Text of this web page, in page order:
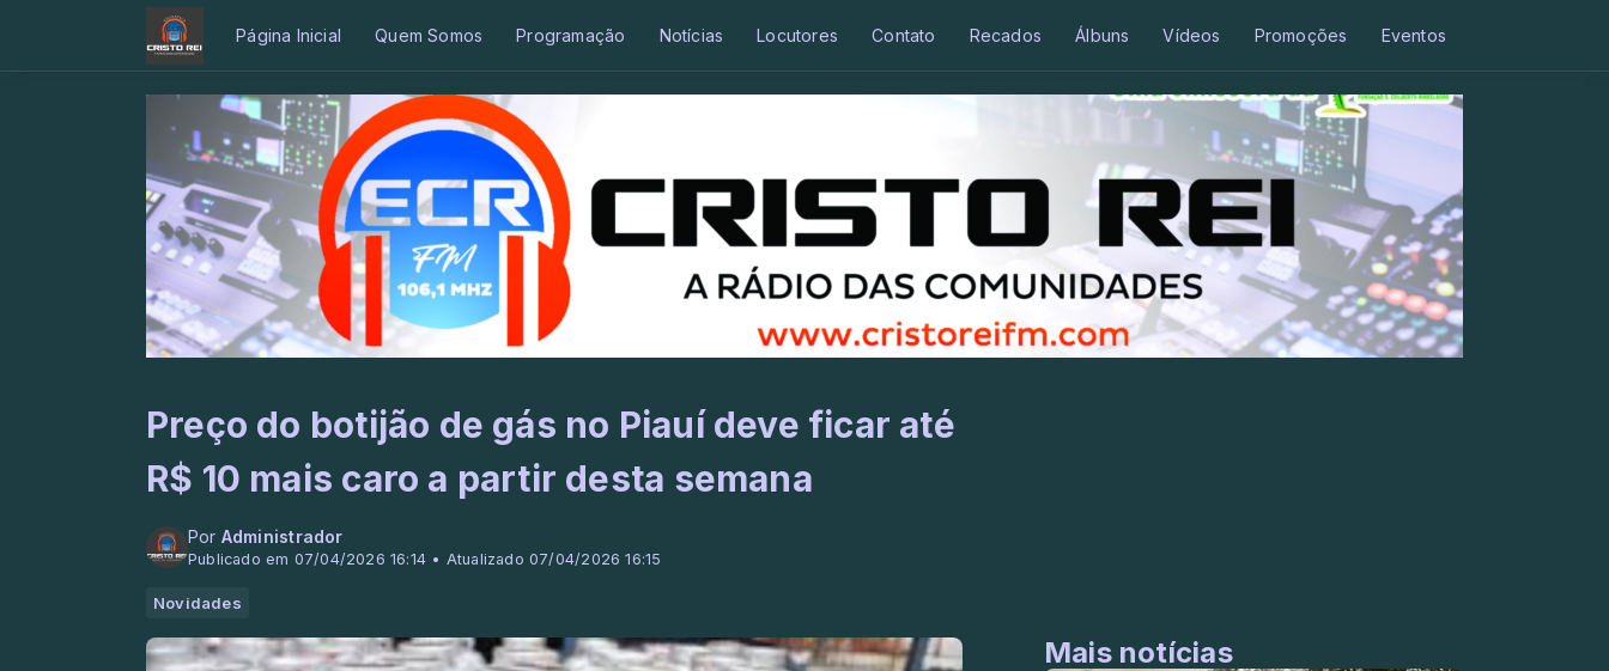
Página Inicial Quem Somos Programação Notícias Locutores Contato Recados Álbuns Vídeos Promoções Eventos
Preço do botijão de gás no Piauí deve ficar até
R$ 10 mais caro a partir desta semana
Por Administrador
Publicado em 07/04/2026 16:14 • Atualizado 07/04/2026 16:15
Novidades
Mais notícias